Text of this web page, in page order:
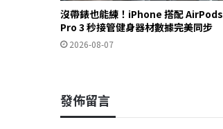
沒帶錶也能練！iPhone 搭配 AirPods
Pro 3 秒接管健身器材數據完美同步
2026-08-07
發佈留言